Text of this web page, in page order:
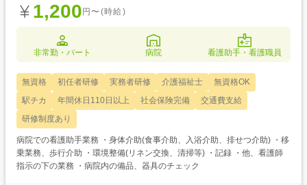
1,200 円〜(時給)
非常勤・パート 病院 看護助手・看護職員
無資格 初任者研修 実務者研修 介護福祉士
無資格OK
駅チカ
年間休日110日以上 社会保険完備
交通費支給
研修制度あり
病院での看護助手業務 ・身体介助(食事介助、入浴介助、排せつ介助) ・移
乗業務、歩行介助 ・環境整備(リネン交換、清掃等) ・記録 ・他、看護師
指示の下の業務 ・病院内の備品、器具のチェック